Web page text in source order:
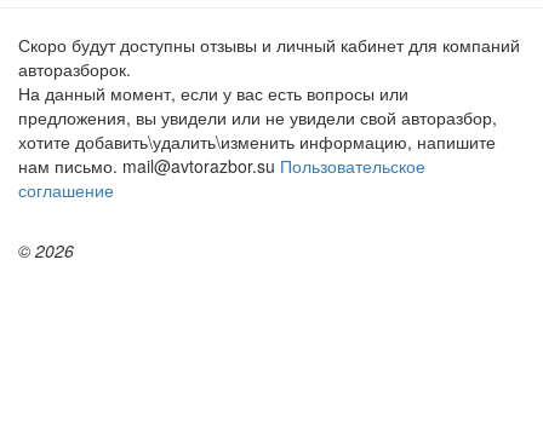
Скоро будут доступны отзывы и личный кабинет для компаний
авторазборок.
На данный момент, если у вас есть вопросы или
предложения, вы увидели или не увидели свой авторазбор,
хотите добавить\удалить\изменить информацию, напишите
нам письмо. mail@avtorazbor.su Пользовательское
соглашение
© 2026